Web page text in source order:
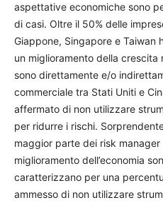
aspettative economiche sono
di casi. Oltre il 50% delle
Giappone, Singapore e Taiwan
un miglioramento della crescita
sono direttamente e/o
commerciale tra Stati Uniti e
affermato di non utilizzare
per ridurre i rischi.
maggior parte dei risk
miglioramento dell’economia
caratterizzano per una
ammesso di non utilizzare